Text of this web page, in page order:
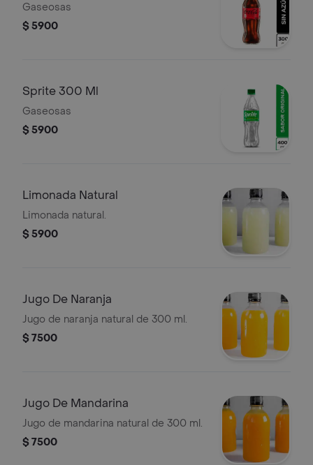
Gaseosas
$ 5900
Sprite 300 Ml
Gaseosas
$ 5900
Limonada Natural
Limonada natural.
$ 5900
Jugo De Naranja
Jugo de naranja natural de 300 ml.
$ 7500
Jugo De Mandarina
Jugo de mandarina natural de 300 ml.
$ 7500